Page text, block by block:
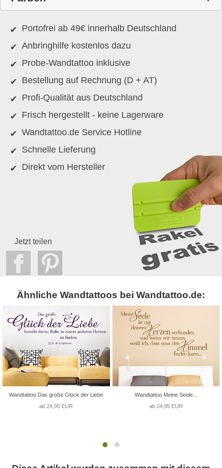
Portofrei ab 49€ innerhalb Deutschland
Anbringhilfe kostenlos dazu
Probe-Wandtattoo inklusive
Bestellung auf Rechnung (D + AT)
Profi-Qualität aus Deutschland
Frisch hergestellt - keine Lagerware
Wandtattoo.de Service Hotline
Schnelle Lieferung
Direkt vom Hersteller
Jetzt teilen
Ähnliche Wandtattoos bei Wandtattoo.de:
Wandtattoo Das große Glück der Liebe
ab 24,95 EUR
Wandtattoo Meine Seele...
ab 24,95 EUR